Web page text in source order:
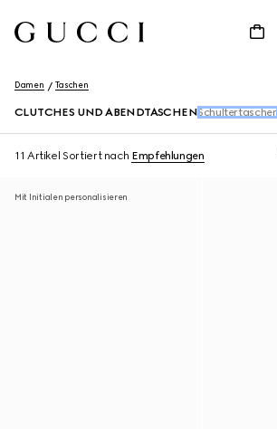
Damen Taschen
CLUTCHES UND ABENDTASCHEN Schultertaschen
11 Artikel Sortiert nach Empfehlungen
Mit Initialen personalisieren